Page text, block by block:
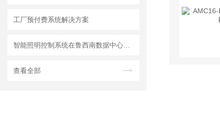
工厂预付费系统解决方案
查看全部